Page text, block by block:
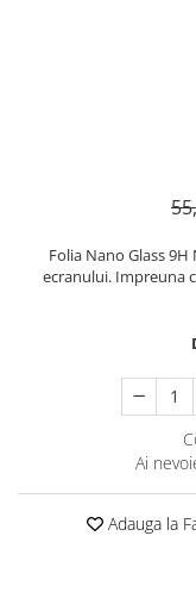
Folia Nano Glass 9H
ecranului. Impreuna
Ai
Adauga la